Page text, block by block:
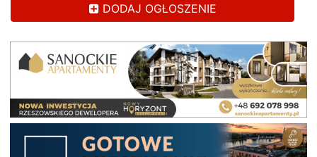
DODAJ OGŁOSZENIE